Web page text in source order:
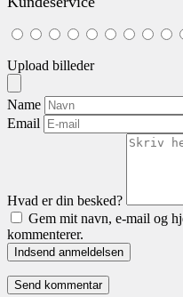
Upload billeder
Name
Email
Hvad er din besked?
Gem mit navn, e-mail og
kommenterer.
Indsend anmeldelsen